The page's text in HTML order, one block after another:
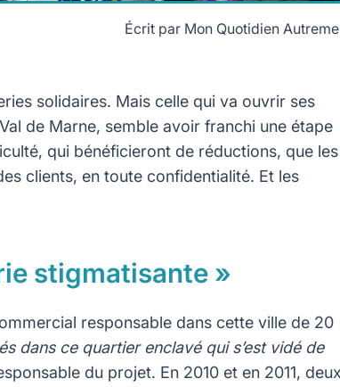
Écrit par Mon Quotidien
solidaires. Mais celle qui va ouvrir ses
de Marne, semble avoir franchi une étape
qui bénéficieront de réductions, que les
clients, en toute confidentialité. Et les
stigmatisante »
responsable dans cette ville de 20
dans ce quartier enclavé qui s’est vidé de
du projet. En 2010 et en 2011,